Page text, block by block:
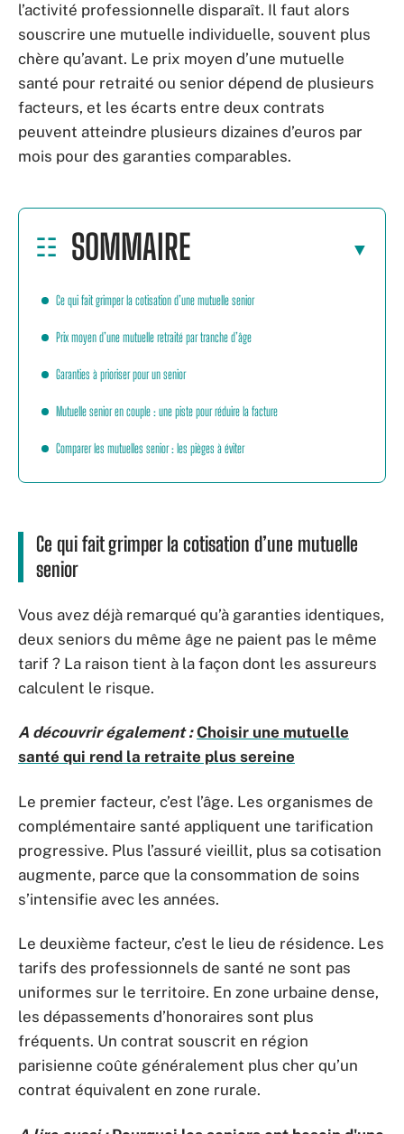
l’activité professionnelle disparaît. Il faut alors
souscrire une mutuelle individuelle, souvent plus
chère qu’avant. Le prix moyen d’une mutuelle
santé pour retraité ou senior dépend de plusieurs
facteurs, et les écarts entre deux contrats
peuvent atteindre plusieurs dizaines d’euros par
mois pour des garanties comparables.
SOMMAIRE
Ce qui fait grimper la cotisation d’une mutuelle senior
Prix moyen d’une mutuelle retraité par tranche d’âge
Garanties à prioriser pour un senior
Mutuelle senior en couple : une piste pour réduire la facture
Comparer les mutuelles senior : les pièges à éviter
Ce qui fait grimper la cotisation d’une mutuelle
senior
Vous avez déjà remarqué qu’à garanties identiques,
deux seniors du même âge ne paient pas le même
tarif ? La raison tient à la façon dont les assureurs
calculent le risque.
A découvrir également : Choisir une mutuelle
santé qui rend la retraite plus sereine
Le premier facteur, c’est l’âge. Les organismes de
complémentaire santé appliquent une tarification
progressive. Plus l’assuré vieillit, plus sa cotisation
augmente, parce que la consommation de soins
s’intensifie avec les années.
Le deuxième facteur, c’est le lieu de résidence. Les
tarifs des professionnels de santé ne sont pas
uniformes sur le territoire. En zone urbaine dense,
les dépassements d’honoraires sont plus
fréquents. Un contrat souscrit en région
parisienne coûte généralement plus cher qu’un
contrat équivalent en zone rurale.